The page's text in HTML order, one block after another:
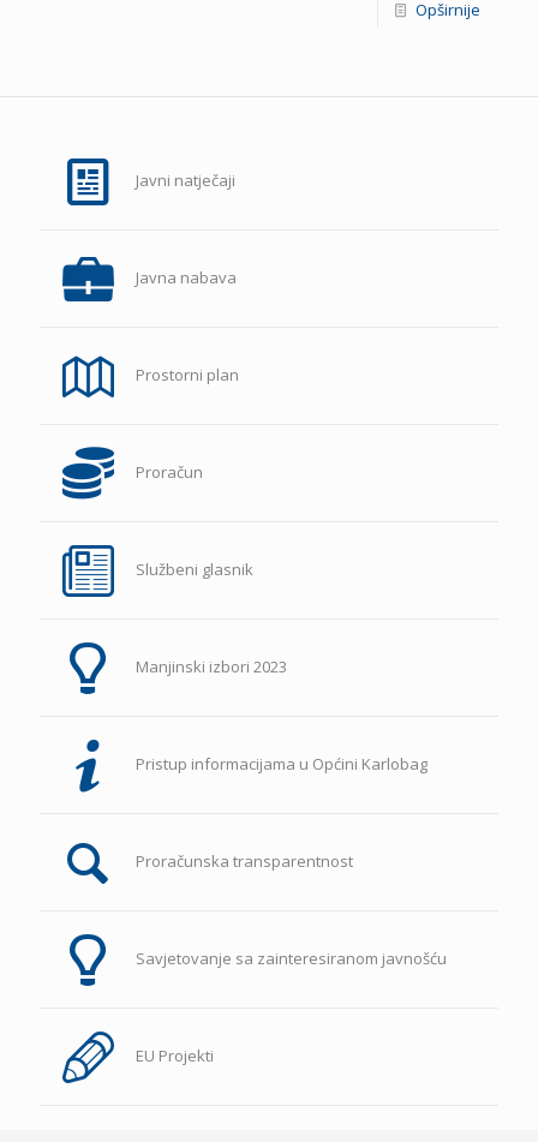
Opširnije
Javni natječaji
Javna nabava
Prostorni plan
Proračun
Službeni glasnik
Manjinski izbori 2023
Pristup informacijama u Općini Karlobag
Proračunska transparentnost
Savjetovanje sa zainteresiranom javnošću
EU Projekti